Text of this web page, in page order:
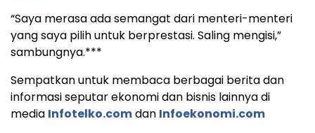
“Saya merasa ada semangat dari menteri-menteri
yang saya pilih untuk berprestasi. Saling mengisi,”
sambungnya.***
Sempatkan untuk membaca berbagai berita dan
informasi seputar ekonomi dan bisnis lainnya di
media Infotelko.comdan Infoekonomi.com